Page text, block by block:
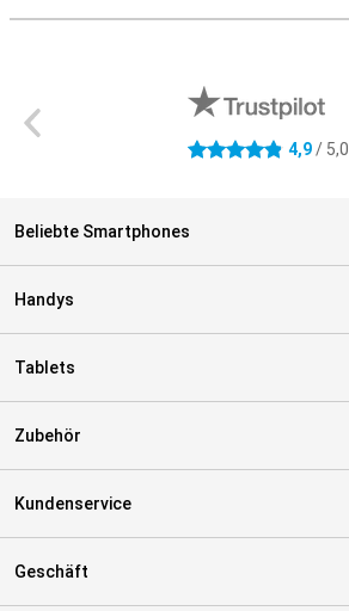
4.9 Sterne 4,9/ 5,0
Beliebte Smartphones
Handys
Tablets
Zubehör
Kundenservice
Geschäft